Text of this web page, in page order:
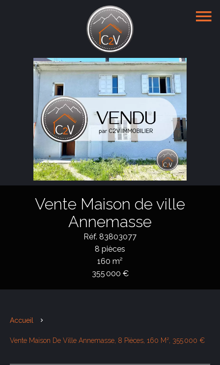
Vente Maison de ville
Annemasse
Réf. 83803077
8 pièces
160 m²
355 000 €
Accueil
Vente Maison De Ville Annemasse, 8 Pièces, 160 M², 355 000 €